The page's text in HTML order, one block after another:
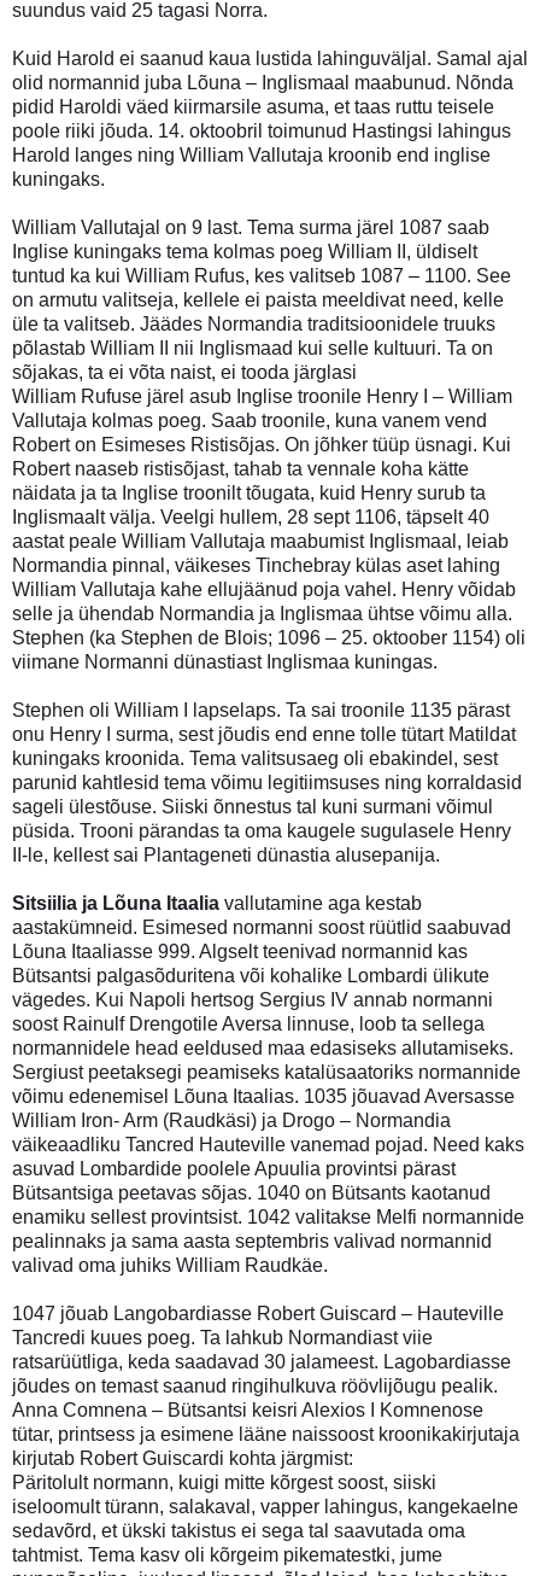
suundus vaid 25 tagasi Norra.
Kuid Harold ei saanud kaua lustida lahinguväljal. Samal ajal
olid normannid juba Lõuna – Inglismaal maabunud. Nõnda
pidid Haroldi väed kiirmarsile asuma, et taas ruttu teisele
poole riiki jõuda. 14. oktoobril toimunud Hastingsi lahingus
Harold langes ning William Vallutaja kroonib end inglise
kuningaks.
William Vallutajal on 9 last. Tema surma järel 1087 saab
Inglise kuningaks tema kolmas poeg William II, üldiselt
tuntud ka kui William Rufus, kes valitseb 1087 – 1100. See
on armutu valitseja, kellele ei paista meeldivat need, kelle
üle ta valitseb. Jäädes Normandia traditsioonidele truuks
põlastab William II nii Inglismaad kui selle kultuuri. Ta on
sõjakas, ta ei võta naist, ei tooda järglasi
William Rufuse järel asub Inglise troonile Henry I – William
Vallutaja kolmas poeg. Saab troonile, kuna vanem vend
Robert on Esimeses Ristisõjas. On jõhker tüüp üsnagi. Kui
Robert naaseb ristisõjast, tahab ta vennale koha kätte
näidata ja ta Inglise troonilt tõugata, kuid Henry surub ta
Inglismaalt välja. Veelgi hullem, 28 sept 1106, täpselt 40
aastat peale William Vallutaja maabumist Inglismaal, leiab
Normandia pinnal, väikeses Tinchebray külas aset lahing
William Vallutaja kahe ellujäänud poja vahel. Henry võidab
selle ja ühendab Normandia ja Inglismaa ühtse võimu alla.
Stephen (ka Stephen de Blois; 1096 – 25. oktoober 1154) oli
viimane Normanni dünastiast Inglismaa kuningas.
Stephen oli William I lapselaps. Ta sai troonile 1135 pärast
onu Henry I surma, sest jõudis end enne tolle tütart Matildat
kuningaks kroonida. Tema valitsusaeg oli ebakindel, sest
parunid kahtlesid tema võimu legitiimsuses ning korraldasid
sageli ülestõuse. Siiski õnnestus tal kuni surmani võimul
püsida. Trooni pärandas ta oma kaugele sugulasele Henry
II-le, kellest sai Plantageneti dünastia alusepanija.
Sitsiilia ja Lõuna Itaalia vallutamine aga kestab
aastakümneid. Esimesed normanni soost rüütlid saabuvad
Lõuna Itaaliasse 999. Algselt teenivad normannid kas
Bütsantsi palgasõduritena või kohalike Lombardi ülikute
vägedes. Kui Napoli hertsog Sergius IV annab normanni
soost Rainulf Drengotile Aversa linnuse, loob ta sellega
normannidele head eeldused maa edasiseks allutamiseks.
Sergiust peetaksegi peamiseks katalüsaatoriks normannide
võimu edenemisel Lõuna Itaalias. 1035 jõuavad Aversasse
William Iron- Arm (Raudkäsi) ja Drogo – Normandia
väikeaadliku Tancred Hauteville vanemad pojad. Need kaks
asuvad Lombardide poolele Apuulia provintsi pärast
Bütsantsiga peetavas sõjas. 1040 on Bütsants kaotanud
enamiku sellest provintsist. 1042 valitakse Melfi normannide
pealinnaks ja sama aasta septembris valivad normannid
valivad oma juhiks William Raudkäe.
1047 jõuab Langobardiasse Robert Guiscard – Hauteville
Tancredi kuues poeg. Ta lahkub Normandiast viie
ratsarüütliga, keda saadavad 30 jalameest. Lagobardiasse
jõudes on temast saanud ringihulkuva röövlijõugu pealik.
Anna Comnena – Bütsantsi keisri Alexios I Komnenose
tütar, printsess ja esimene lääne naissoost kroonikakirjutaja
kirjutab Robert Guiscardi kohta järgmist:
Päritolult normann, kuigi mitte kõrgest soost, siiski
iseloomult türann, salakaval, vapper lahingus, kangekaelne
sedavõrd, et ükski takistus ei sega tal saavutada oma
tahtmist. Tema kasv oli kõrgeim pikematestki, jume